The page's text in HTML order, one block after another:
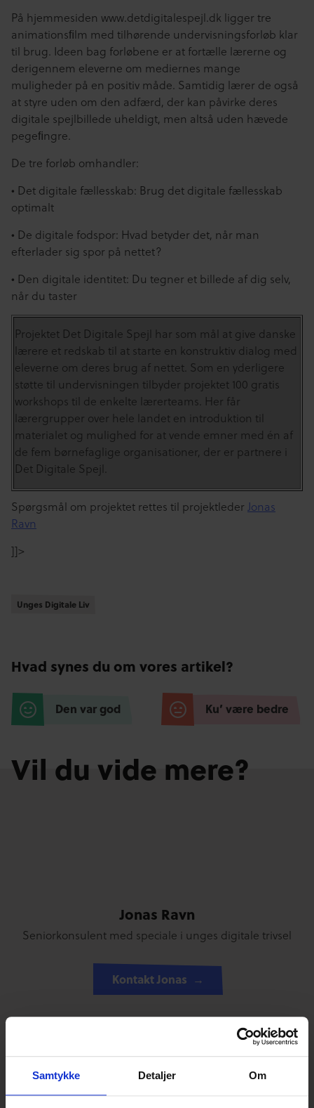
Samtykke Detaljer Om
På hjemmesiden www.detdigitalespejl.dk ligger tre
animationsﬁlm med tilhørende undervisningsforløb klar
til brug. Ideen bag forløbene er at fortælle lærerne og
derigennem eleverne om mediernes mange
muligheder på en positiv måde. Samtidig lærer de også
at styre uden om den adfærd, der kan påvirke deres
digitale spejlbillede uheldigt, men altså uden hævede
pegeﬁngre.
De tre forløb omhandler:
• Det digitale fællesskab: Brug det digitale fællesskab
optimalt
• De digitale fodspor: Hvad betyder det, når man
efterlader sig spor på nettet?
• Den digitale identitet: Du tegner et billede af dig selv,
når du taster
Projektet Det Digitale Spejl har som mål at give danske
lærere et redskab til at starte en konstruktiv dialog med
eleverne om deres brug af nettet. Som en yderligere
støtte til undervisningen tilbyder projektet 100 gratis
workshops til de enkelte lærerteams. Her får
lærergrupper over hele landet en introduktion til
materialet og mulighed for at vende emner med én af
de fem børnefaglige organisationer, der er partnere i
Det Digitale Spejl.
Spørgsmål om projektet rettes til projektleder Jonas
Ravn
]]>
Unges Digitale Liv
Unges Digitale Liv
Hvad synes du om vores artikel?
Den var god Ku’ være bedre
Vil du vide mere?
Jonas Ravn
Seniorkonsulent med speciale i unges digitale trivsel
Kontakt Jonas
CfDP har ekspertise og ydelser inden for digital
rådgivning, børns digitale vaner, digital dannelse og
computerspil.